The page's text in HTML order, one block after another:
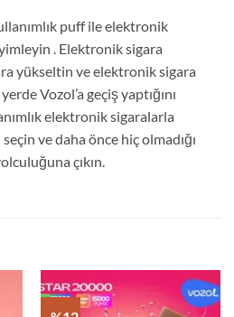
puff ile elektronik
. Elektronik sigara
yükseltin ve elektronik sigara
Vozol’a geçiş yaptığını
elektronik sigaralarla
ve daha önce hiç olmadığı
çıkın.